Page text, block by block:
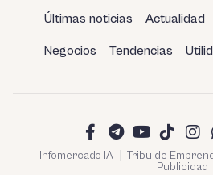
Últimas noticias Actualidad
Negocios Tendencias
Infomercado IA Tribu de
Publicidad